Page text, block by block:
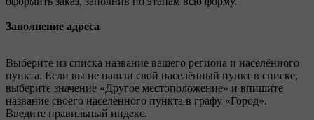
Заполнение адреса
Выберите из списка название вашего региона и населённого
пункта. Если вы не нашли свой населённый пункт в списке,
выберите значение «Другое местоположение» и впишите
название своего населённого пункта в графу «Город».
Введите правильный индекс.